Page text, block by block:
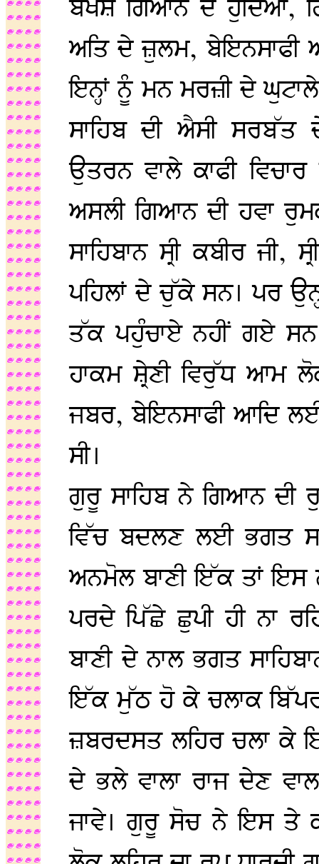
ਬਖਸ਼ੇ ਗਿਆਨ ਦੇ ਹੁੰਦਿਆਂ,
ਅਤਿ ਦੇ ਜ਼ੁਲਮ, ਬੇਇਨਸਾਫੀ
ਇਨ੍ਹਾਂ ਨੂੰ ਮਨ ਮਰਜ਼ੀ ਦੇ
ਸਾਹਿਬ ਦੀ ਐਸੀ ਸਰਬੱਤ
ਉਤਰਨ ਵਾਲੇ ਕਾਫੀ ਵਿਚਾਰ
ਅਸਲੀ ਗਿਆਨ ਦੀ ਹਵਾ
ਸਾਹਿਬਾਨ ਸ੍ਰੀ ਕਬੀਰ ਜੀ,
ਪਹਿਲਾਂ ਦੇ ਚੁੱਕੇ ਸਨ। ਪਰ
ਤੱਕ ਪਹੁੰਚਾਏ ਨਹੀਂ ਗਏ
ਹਾਕਮ ਸ਼੍ਰੇਣੀ ਵਿਰੁੱਧ
ਜਬਰ, ਬੇਇਨਸਾਫੀ ਆਦਿ
ਸੀ।
ਗੁਰੂ ਸਾਹਿਬ ਨੇ ਗਿਆਨ ਦੀ
ਵਿੱਚ ਬਦਲਣ ਲਈ ਭਗਤ
ਅਨਮੋਲ ਬਾਣੀ ਇੱਕ ਤਾਂ ਇਸ
ਪਰਦੇ ਪਿੱਛੇ ਛੁਪੀ ਹੀ ਨਾ
ਬਾਣੀ ਦੇ ਨਾਲ ਭਗਤ
ਇੱਕ ਮੁੱਠ ਹੋ ਕੇ ਚਲਾਕ
ਜ਼ਬਰਦਸਤ ਲਹਿਰ ਚਲਾ
ਦੇ ਭਲੇ ਵਾਲਾ ਰਾਜ ਦੇਣ
ਜਾਵੇ। ਗੁਰੂ ਸੋਚ ਨੇ ਇਸ ਤੇ